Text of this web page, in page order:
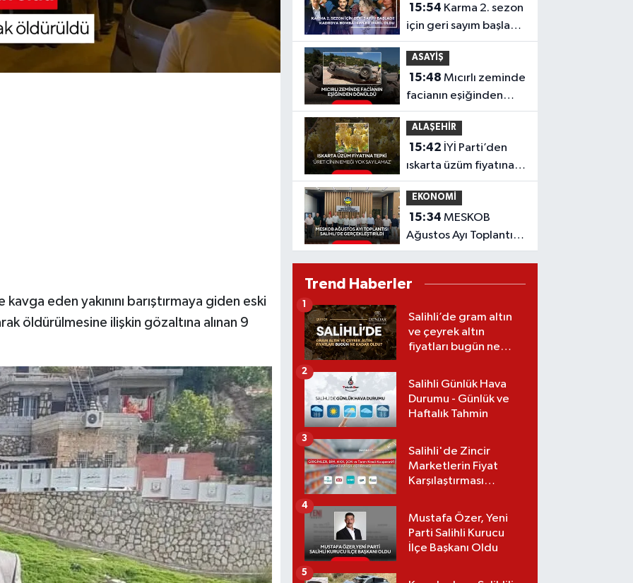
eden yakınını barıştırmaya giden eski
öldürülmesine ilişkin gözaltına alınan 9
15:54
için geri sayım başladı!
Kadroya bomba
isimler dahil oldu
ASAYİŞ
15:48 Mıcırlı zeminde
facianın eşiğinden
dönüldü
ALAŞEHİR
15:42
ıskarta üzüm fiyatına
tepki 'Üreticinin
emeği yok sayılamaz'
EKONOMİ
15:34 MESKOB
Ağustos Ayı Toplantısı
Salihli’de
Trend Haberler
Salihli’de gram altın
ve çeyrek altın
fiyatları bugün ne
(07.08.2026)
1
Salihli Günlük Hava
Durumu - Günlük ve
Haftalık Tahmin
2
Salihli'de Zincir
Marketlerin Fiyat
Karşılaştırması
3
Mustafa Özer, Yeni
Parti Salihli Kurucu
İlçe Başkanı Oldu
4
5